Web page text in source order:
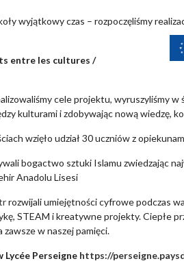
wyjątkowy czas – rozpoczęliśmy
entre les cultures /
cele projektu, wyruszyliśmy w
kulturami i zdobywając nową wiedzę,
wzięło udział 30 uczniów z
bogactwo sztuki Islamu zwiedzając
Anadolu Lisesi
rozwijali umiejętności cyfrowe podczas
STEAM i kreatywne projekty. Ciepłe
w naszej pamięci.
Lycée Perseigne https://